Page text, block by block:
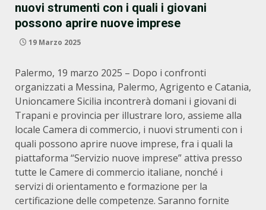
nuovi strumenti con i quali i giovani
possono aprire nuove imprese
19 Marzo 2025
Palermo, 19 marzo 2025 – Dopo i confronti
organizzati a Messina, Palermo, Agrigento e Catania,
Unioncamere Sicilia incontrerà domani i giovani di
Trapani e provincia per illustrare loro, assieme alla
locale Camera di commercio, i nuovi strumenti con i
quali possono aprire nuove imprese, fra i quali la
piattaforma “Servizio nuove imprese” attiva presso
tutte le Camere di commercio italiane, nonché i
servizi di orientamento e formazione per la
certificazione delle competenze. Saranno fornite